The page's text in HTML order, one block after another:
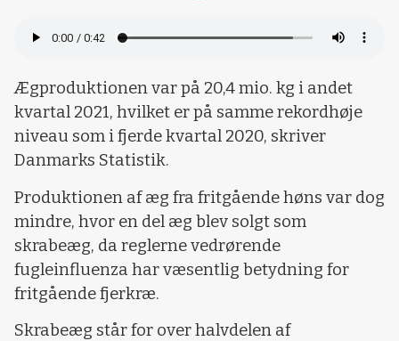
Ægproduktionen var på 20,4 mio. kg i andet
kvartal 2021, hvilket er på samme rekordhøje
niveau som i fjerde kvartal 2020, skriver
Danmarks Statistik.
Produktionen af æg fra fritgående høns var dog
mindre, hvor en del æg blev solgt som
skrabeæg, da reglerne vedrørende
fugleinfluenza har væsentlig betydning for
fritgående fjerkræ.
Skrabeæg står for over halvdelen af